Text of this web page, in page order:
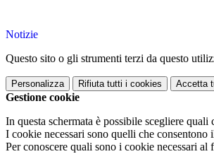
Notizie
Questo sito o gli strumenti terzi da questo
Personalizza Rifiuta tutti i cookies Accetta
Gestione cookie
In questa schermata è possibile scegliere quali
I cookie necessari sono quelli che
Per conoscere quali sono i cookie necessari